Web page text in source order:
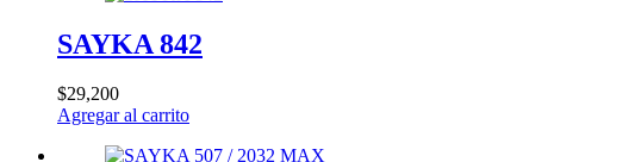
SAYKA 842
$29,200
Agregar al carrito